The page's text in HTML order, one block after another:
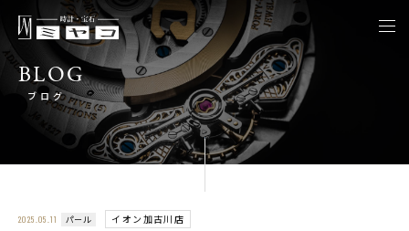
BLOG
ブログ
2025.05.11 パール イオン加古川店